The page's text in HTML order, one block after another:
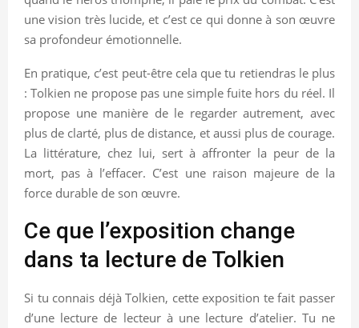
une vision très lucide, et c’est ce qui donne à son œuvre
sa profondeur émotionnelle.
En pratique, c’est peut-être cela que tu retiendras le plus
: Tolkien ne propose pas une simple fuite hors du réel. Il
propose une manière de le regarder autrement, avec
plus de clarté, plus de distance, et aussi plus de courage.
La littérature, chez lui, sert à affronter la peur de la
mort, pas à l’effacer. C’est une raison majeure de la
force durable de son œuvre.
Ce que l’exposition change
dans ta lecture de Tolkien
Si tu connais déjà Tolkien, cette exposition te fait passer
d’une lecture de lecteur à une lecture d’atelier. Tu ne